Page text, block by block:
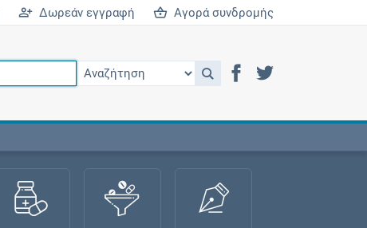
Δωρεάν εγγραφή Αγορά συνδρομής